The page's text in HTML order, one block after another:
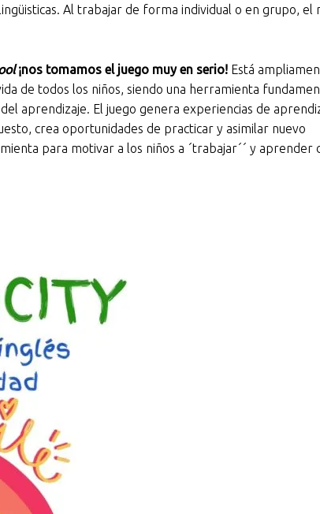
Al trabajar de forma individual o en grupo, el
¡nos tomamos el juego muy en serio! Está
de todos los niños, siendo una herramienta
aprendizaje. El juego genera experiencias de
crea oportunidades de practicar y asimilar nuevo
para motivar a los niños a ´trabajar´´ y aprender